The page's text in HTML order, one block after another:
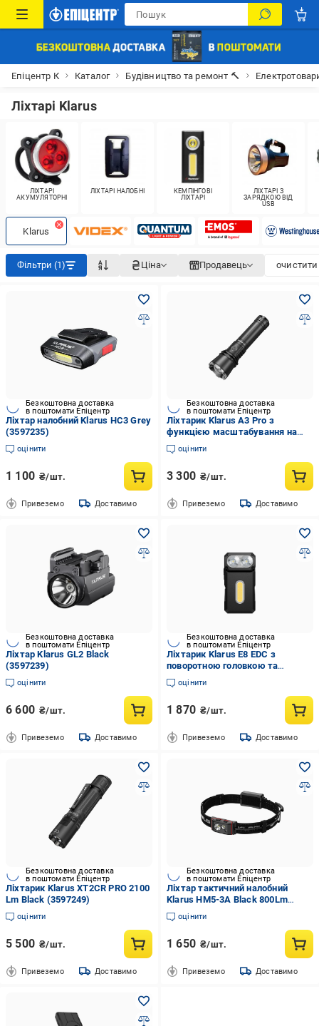
Епіцентр К Каталог Будівництво та ремонт 🔨
Ліхтарі Klarus
ЛІХТАРІ
АКУМУЛЯТОРНІ
ЛІХТАРІ НАЛОБНІ
КЕМПІНГОВІ
ЛІХТАРІ
ЛІХТАРІ З
ЗАРЯДКОЮ ВІД
USB
Klarus
Фільтри (1) Ціна Продавець очистити
Безкоштовна доставка
в поштомати Епіцентр
Ліхтар налобний Klarus HС3 Grey
(3597235)
оцінити
1 100 ₴/шт.
Привеземо Доставимо
Безкоштовна доставка
в поштомати Епіцентр
Ліхтарик Klarus A3 Pro з
функцією масштабування на
великій дальності Black
(3597242)
оцінити
3 300 ₴/шт.
Привеземо Доставимо
Безкоштовна доставка
в поштомати Епіцентр
Ліхтар Klarus GL2 Black
(3597239)
оцінити
6 600 ₴/шт.
Привеземо Доставимо
Безкоштовна доставка
в поштомати Епіцентр
Ліхтарик Klarus E8 EDC з
поворотною головкою та
потрійним освітленням
алюмінієво-металевий Green
оцінити
1 870 ₴/шт.
Привеземо Доставимо
Безкоштовна доставка
в поштомати Епіцентр
Ліхтарик Klarus XT2CR PRO 2100
Lm Black (3597249)
оцінити
5 500 ₴/шт.
Привеземо Доставимо
Безкоштовна доставка
в поштомати Епіцентр
Ліхтар тактичний налобний
Klarus HM5-3A Black 800Lm
Black (3597253)
оцінити
1 650 ₴/шт.
Привеземо Доставимо